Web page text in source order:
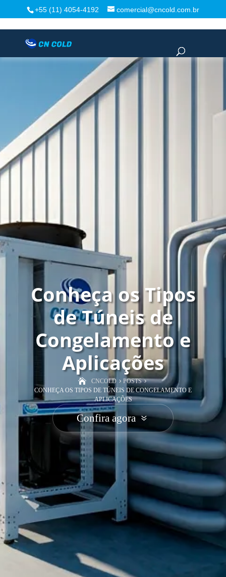
+55 (11) 4054-4192 comercial@cncold.com.br
Conheça os Tipos
de Túneis de
Congelamento e
Aplicações
CNCOLD
POSTS
CONHEÇA OS TIPOS DE TÚNEIS DE CONGELAMENTO E
APLICAÇÕES
Confira agora